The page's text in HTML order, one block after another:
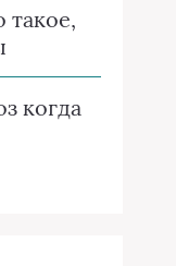
такое,
когда